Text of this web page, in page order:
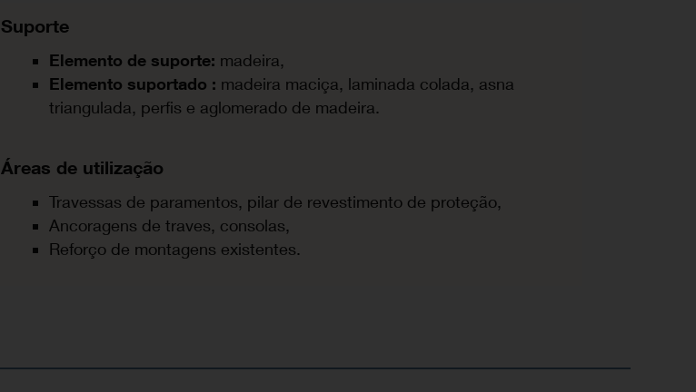
Suporte
Elemento de suporte: madeira,
Elemento suportado : madeira maciça, laminada colada, asna
triangulada, perfis e aglomerado de madeira.
Áreas de utilização
Travessas de paramentos, pilar de revestimento de proteção,
Ancoragens de traves, consolas,
Reforço de montagens existentes.